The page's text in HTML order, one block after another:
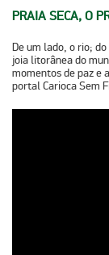
PRAIA SECA, O
De um lado, o rio;
joia litorânea do
momentos de paz e
portalCarioca Sem